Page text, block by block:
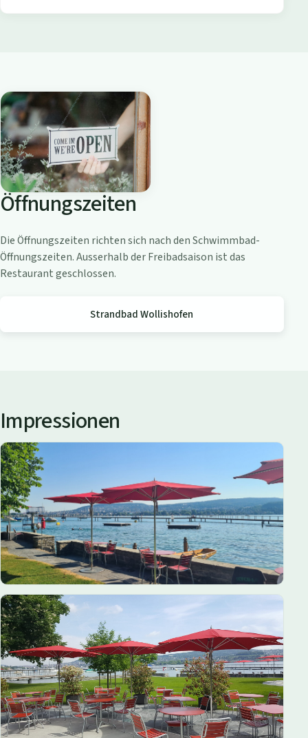
r
o
a
m
Z
ü
i
c
h
e
Öffnungszeiten
Die Öffnungszeiten richten sich nach den Schwimmbad-
Öffnungszeiten. Ausserhalb der Freibadsaison ist das
Restaurant geschlossen.
Strandbad Wollishofen
Impressionen